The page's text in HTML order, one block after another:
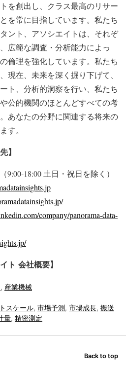
を創出し、クラス最高のリサー
を常に目指しています。私たち
ント、アソシエイトは、それぞ
広範な調査・分析能力によっ
倫理を強化しています。私たち
現在、未来を深く掘り下げて、
ト、分析的洞察を行い、私たち
公的機関のほとんどすべての考
あなたの分野に関連する将来の
す。
】
9:00-18:00 土日・祝日を除く）
company/panorama-data-
ト 会社概要】
, 産業機械
スケール, 市場予測, 市場成長, 搬送
量, 精密測定
Back to top